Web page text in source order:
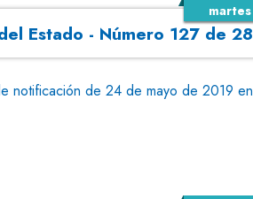
Estado - Número 127 de
notificación de 24 de mayo de 2019